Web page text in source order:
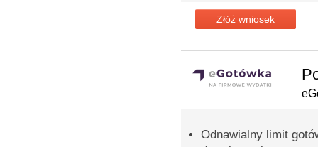
Złóż wniosek
Odnawialny limit